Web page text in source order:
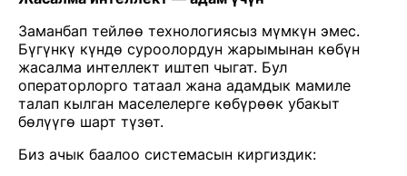
Заманбап тейлөө технологиясыз мүмкүн эмес.
Бүгүнкү күндө суроолордун жарымынан көбүн
жасалма интеллект иштеп чыгат. Бул
операторлорго татаал жана адамдык мамиле
талап кылган маселелерге көбүрөөк убакыт
бөлүүгө шарт түзөт.
Биз ачык баалоо системасын киргиздик: